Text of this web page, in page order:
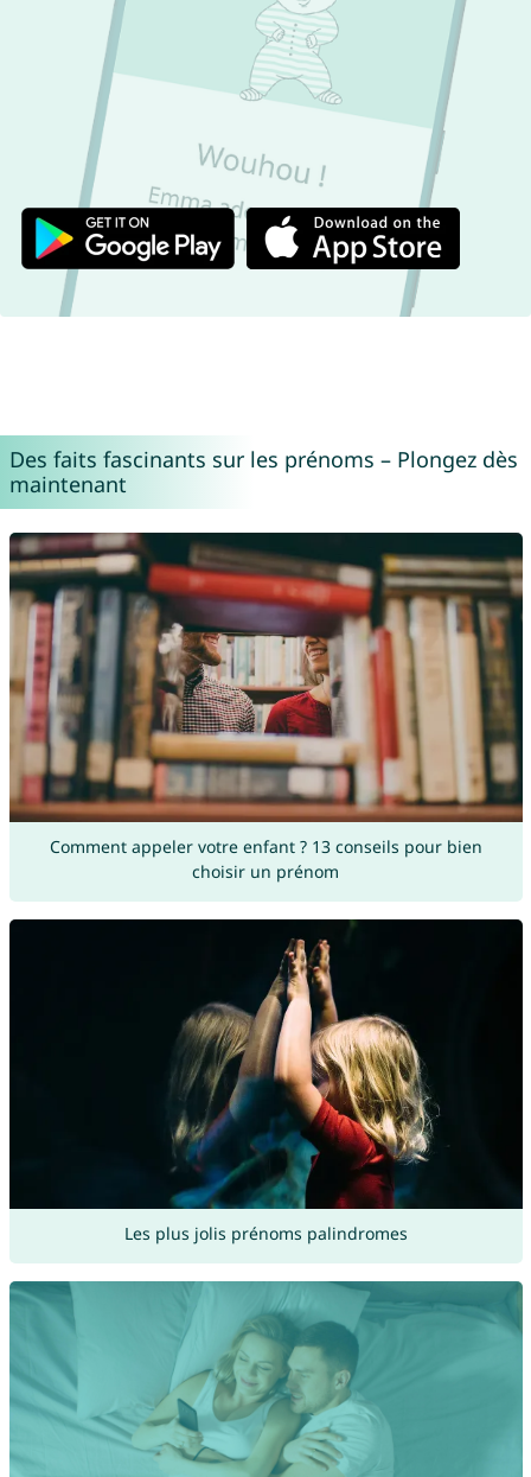
Des faits fascinants sur les prénoms – Plongez dès
maintenant
Comment appeler votre enfant ? 13 conseils pour bien
choisir un prénom
Les plus jolis prénoms palindromes